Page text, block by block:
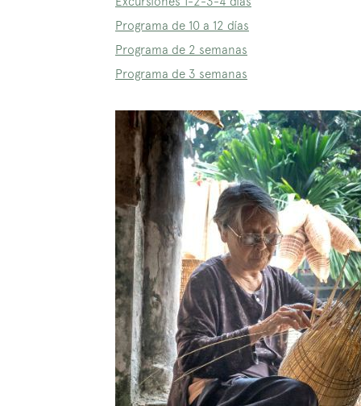
Programa de 10 a 12 días
Programa de 2 semanas
Programa de 3 semanas